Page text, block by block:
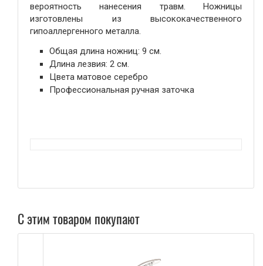
вероятность нанесения травм. Ножницы
изготовлены из высококачественного
гипоаллергенного металла.
Общая длина ножниц: 9 см.
Длина лезвия: 2 см.
Цвета матовое серебро
Профессиональная ручная заточка
С этим товаром покупают